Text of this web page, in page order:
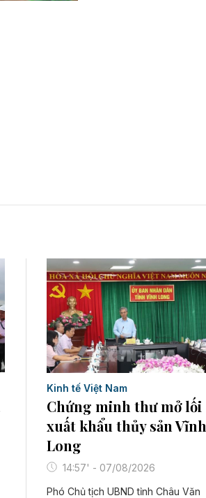
Kinh tế Việt Nam
Chứng minh thư mở lối
xuất khẩu thủy sản Vĩnh
Long
14:57' - 07/08/2026
Phó Chủ tịch UBND tỉnh Châu Văn